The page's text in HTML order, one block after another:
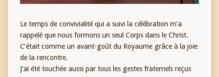
Le temps de convivialité qui a suivi la célébration m’a
rappelé que nous formons un seul Corps dans le Christ.
C’était comme un avant-goût du Royaume grâce à la joie
de la rencontre.
J’ai été touchée aussi par tous les gestes fraternels reçus